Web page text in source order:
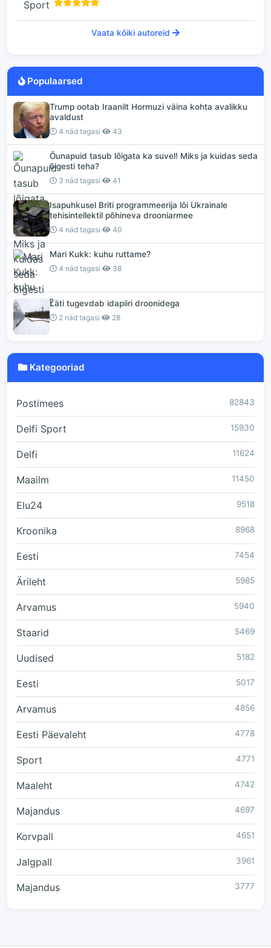
Vaata kõiki autoreid
Populaarsed
Trump ootab Iraanilt Hormuzi väina kohta avalikku
avaldust
4 näd tagasi 43
Õunapuid tasub lõigata ka suvel! Miks ja kuidas seda
õigesti teha?
3 näd tagasi 41
Isapuhkusel Briti programmeerija lõi Ukrainale
tehisintellektil põhineva drooniarmee
4 näd tagasi 40
Mari Kukk: kuhu ruttame?
4 näd tagasi 38
Läti tugevdab idapiiri droonidega
2 näd tagasi 28
Kategooriad
Postimees 82843
Delfi Sport 15930
Delfi 11624
Maailm 11450
Elu24 9518
Kroonika 8968
Eesti 7454
Ärileht 5985
Arvamus 5940
Staarid 5469
Uudised 5182
Eesti 5017
Arvamus 4856
Eesti Päevaleht 4778
Sport 4771
Maaleht 4742
Majandus 4697
Korvpall 4651
Jalgpall 3961
Majandus 3777